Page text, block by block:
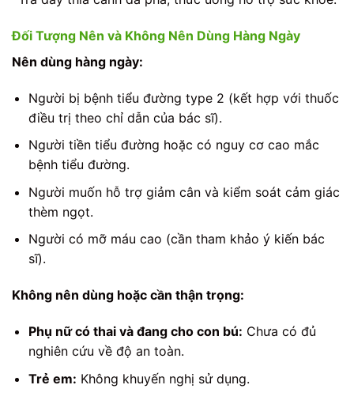
Đối Tượng Nên và Không Nên Dùng Hàng Ngày
Nên dùng hàng ngày:
Người bị bệnh tiểu đường type 2 (kết hợp với thuốc
điều trị theo chỉ dẫn của bác sĩ).
Người tiền tiểu đường hoặc có nguy cơ cao mắc
bệnh tiểu đường.
Người muốn hỗ trợ giảm cân và kiểm soát cảm giác
thèm ngọt.
Người có mỡ máu cao (cần tham khảo ý kiến bác
sĩ).
Không nên dùng hoặc cần thận trọng:
Phụ nữ có thai và đang cho con bú: Chưa có đủ
nghiên cứu về độ an toàn.
Trẻ em: Không khuyến nghị sử dụng.